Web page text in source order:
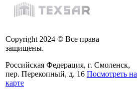
Copyright 2024 © Все права
защищены.
Российская Федерация, г. Смоленск,
пер. Перекопный, д. 16 Посмотреть на
карте